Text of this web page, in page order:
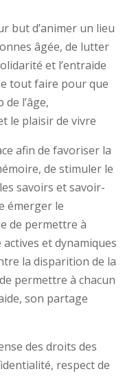
but d’animer un lieu
âgée, de lutter
et l’entraide
tout faire pour que
l’âge,
le plaisir de vivre
afin de favoriser la
de stimuler le
savoirs et savoir-
émerger le
de permettre à
et dynamiques
la disparition de la
permettre à chacun
son partage
des droits des
respect de